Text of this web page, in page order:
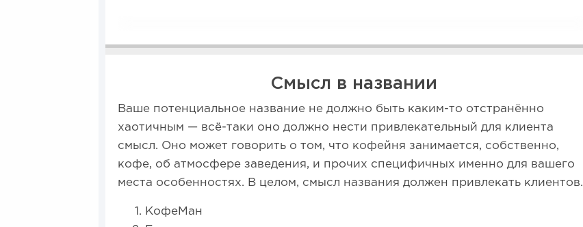
Смысл в названии
Ваше потенциальное название не должно быть каким-то отстранённо
хаотичным — всё-таки оно должно нести привлекательный для клиента
смысл. Оно может говорить о том, что кофейня занимается, собственно,
кофе, об атмосфере заведения, и прочих специфичных именно для вашего
места особенностях. В целом, смысл названия должен привлекать клиентов.
КофеМан